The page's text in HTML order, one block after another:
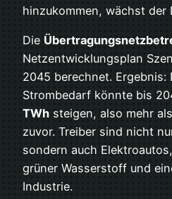
hinzukommen, wächst der
Die
Netzentwicklungsplan
2045 berechnet. Ergebnis:
Strombedarf könnte bis
TWh steigen, also mehr
zuvor. Treiber sind nicht
sondern auch
grüner Wasserstoff und
Industrie.